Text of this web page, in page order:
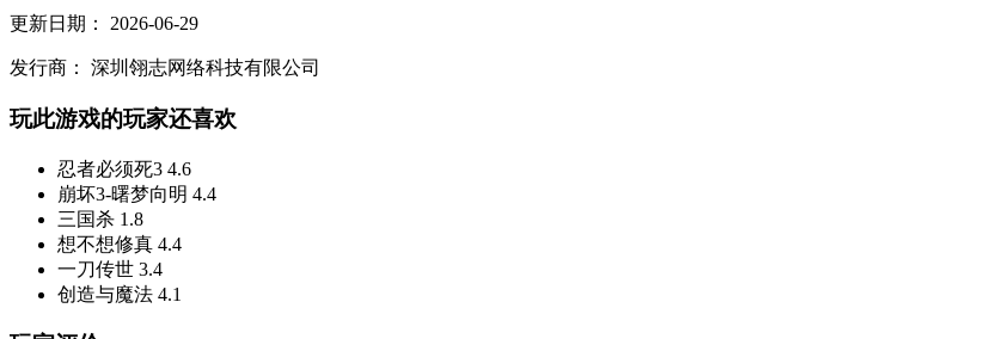
更新日期： 2026-06-29
发行商： 深圳翎志网络科技有限公司
玩此游戏的玩家还喜欢
忍者必须死3 4.6
崩坏3-曙梦向明 4.4
三国杀 1.8
想不想修真 4.4
一刀传世 3.4
创造与魔法 4.1